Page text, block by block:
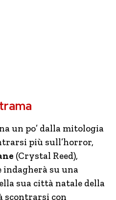
un po’ dalla mitologia
più sull’horror,
(Crystal Reed),
indagherà su una
sua città natale della
scontrarsi con